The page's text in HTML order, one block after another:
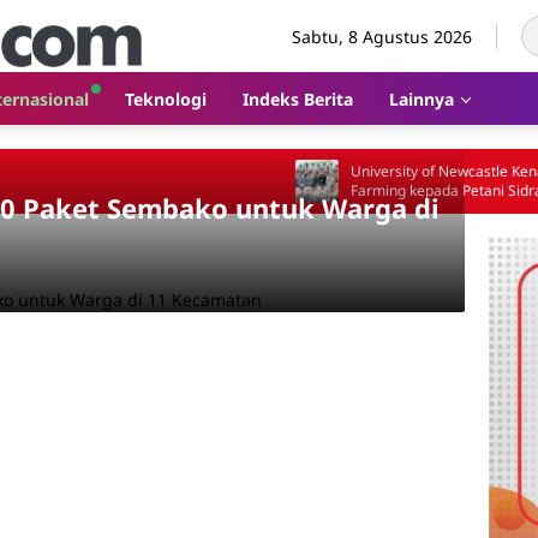
Sabtu, 8 Agustus 2026
Teknologi Indeks Berita Lainnya
University of Newcastle Kenalkan Smart
Farming kepada Petani Sidrap
Paket Sembako untuk Warga di